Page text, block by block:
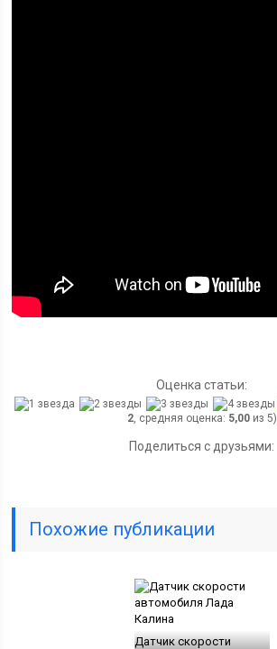
Оценка статьи:
2, средняя оценка: 5,00из 5)
Поделиться с друзьями:
Похожие публикации
Датчик скорости